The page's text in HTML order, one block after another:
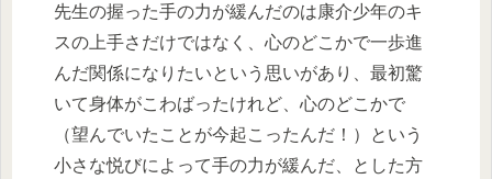
先生の握った手の力が緩んだのは康介少年のキ
スの上手さだけではなく、心のどこかで一歩進
んだ関係になりたいという思いがあり、最初驚
いて身体がこわばったけれど、心のどこかで
（望んでいたことが今起こったんだ！）という
小さな悦びによって手の力が緩んだ、とした方